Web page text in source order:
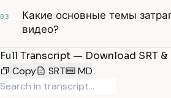
03
Какие основные темы
видео?
Full Transcript — Download SRT &
Copy
SRT MD